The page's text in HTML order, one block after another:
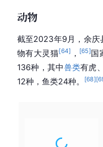
动物
截至2023年9月，余庆
物有大灵猫[64] ， [65]国
136种，其中兽类有虎
12种，鱼类24种。
[68][